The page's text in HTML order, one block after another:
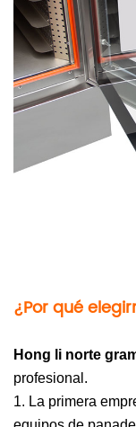
¿Por qué
Hong li norte
profesional.
1. La primera